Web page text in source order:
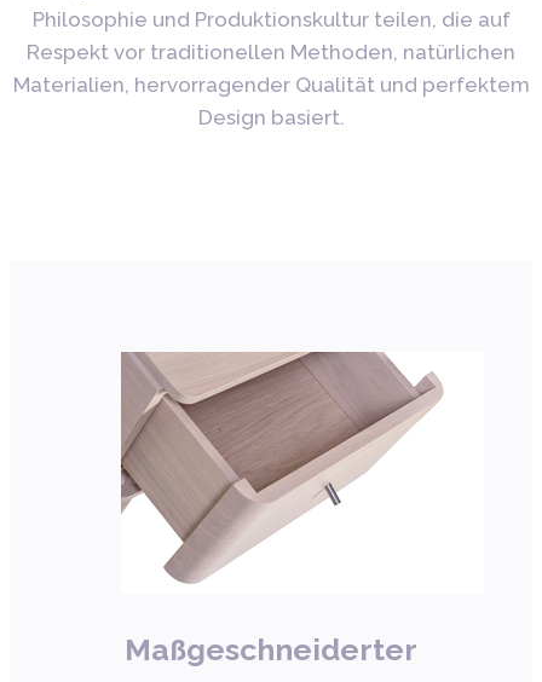
Philosophie und Produktionskultur teilen, die auf
Respekt vor traditionellen Methoden, natürlichen
Materialien, hervorragender Qualität und perfektem
Design basiert.
Maßgeschneiderter